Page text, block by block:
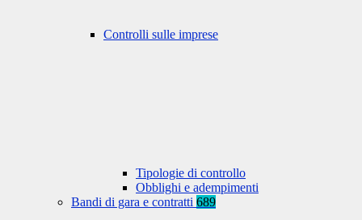
Controlli sulle imprese
Tipologie di controllo
Obblighi e adempimenti
Bandi di gara e contratti 689